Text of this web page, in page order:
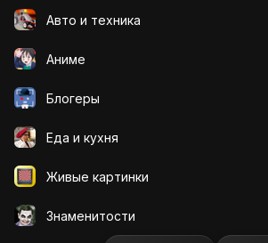
Авто и техника
Аниме
Блогеры
Еда и кухня
Живые картинки
Знаменитости